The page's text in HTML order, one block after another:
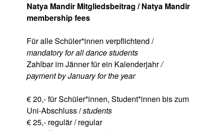
Natya Mandir Mitgliedsbeitrag / Natya Mandir
membership fees
Für alle Schüler*innen verpflichtend /
mandatory for all dance students
Zahlbar im Jänner für ein Kalenderjahr/
payment by January for the year
€ 20,- für Schüler*innen, Student*innen bis zum
Uni-Abschluss /students
€ 25,- regulär / regular